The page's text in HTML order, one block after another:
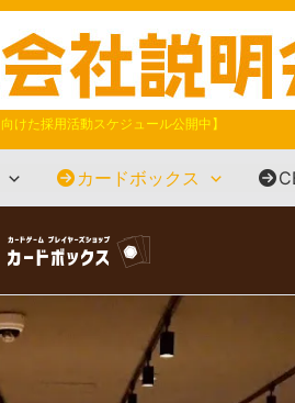
けた採用活動スケジュール公開中】
カードボックス